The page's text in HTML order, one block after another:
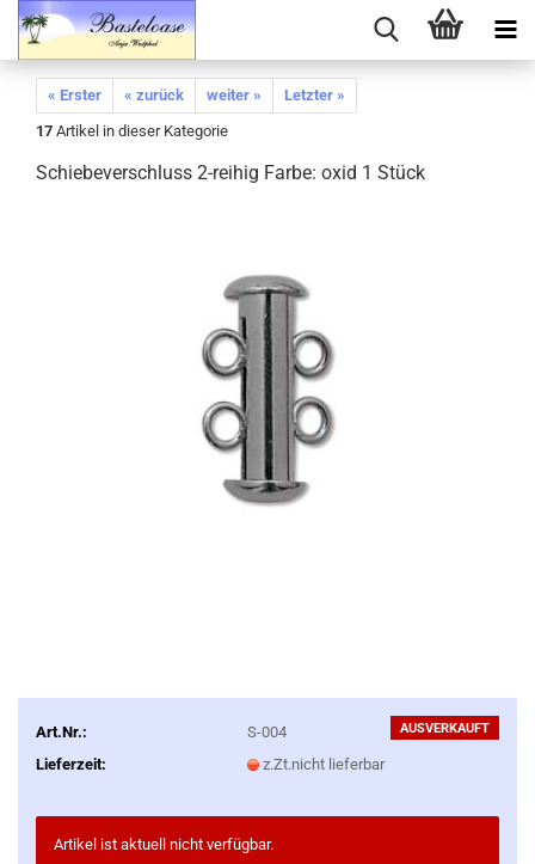
« Erster « zurück weiter »
Letzter »
17 Artikel in dieser Kategorie
Schiebeverschluss 2-reihig Farbe: oxid 1 Stück
AUSVERKAUFT
Art.Nr.:
S-004
Lieferzeit:
z.Zt.nicht lieferbar
Artikel ist aktuell nicht verfügbar.